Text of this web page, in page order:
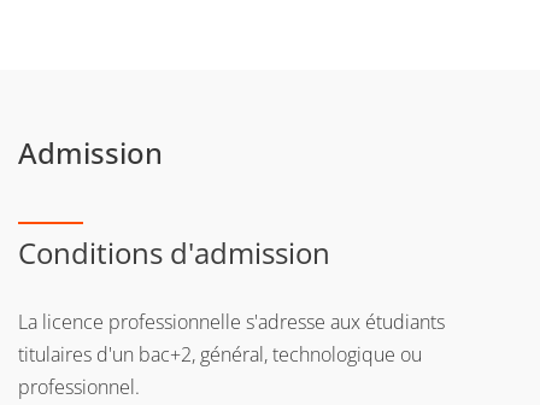
Admission
Conditions d'admission
La licence professionnelle s'adresse aux étudiants
titulaires d'un bac+2, général, technologique ou
professionnel.